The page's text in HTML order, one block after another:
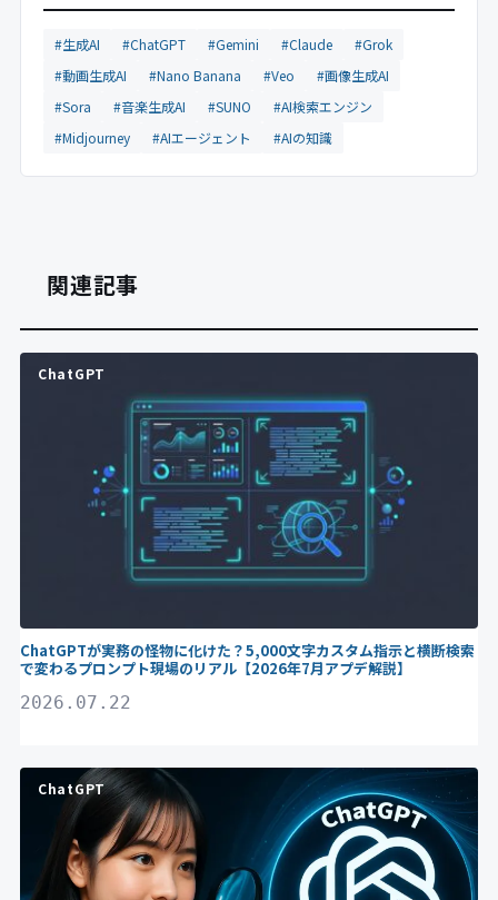
#生成AI #ChatGPT #Gemini #Claude
#Grok
#動画生成AI
#Nano Banana #Veo
#画像生成AI
#Sora
#音楽生成AI #SUNO
#AI検索エンジン
#Midjourney
#AIエージェント #AIの知識
関連記事
ChatGPT
ChatGPTが実務の怪物に化けた？5,000文字カスタム指示と横断検索
で変わるプロンプト現場のリアル【2026年7月アプデ解説】
2026.07.22
ChatGPT